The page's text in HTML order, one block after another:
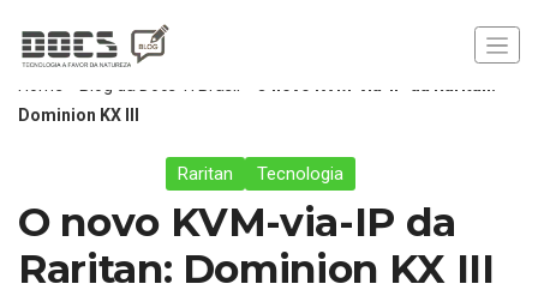
Dominion KX III
Raritan Tecnologia
O novo KVM-via-IP da
Raritan: Dominion KX III